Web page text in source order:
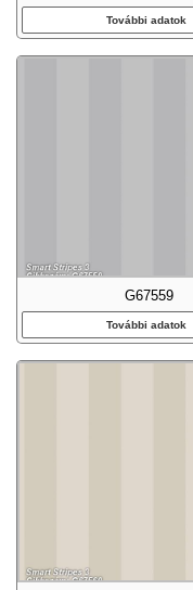
További adatok
G67559
További adatok